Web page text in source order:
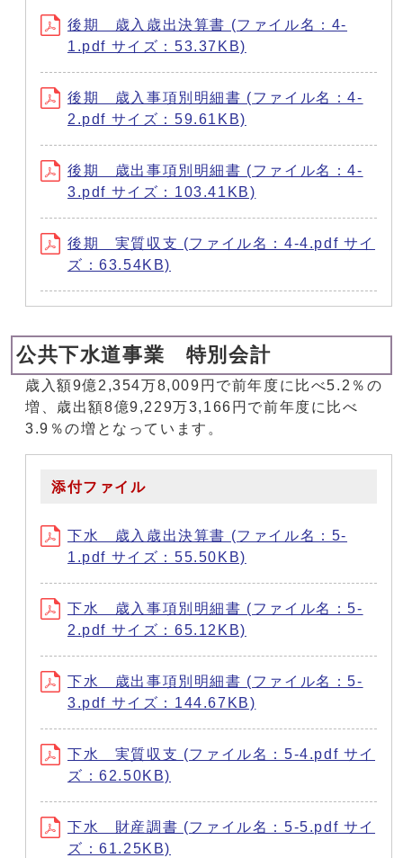
後期 歳入歳出決算書 (ファイル名：4-
1.pdf サイズ：53.37KB)
後期 歳入事項別明細書 (ファイル名：4-
2.pdf サイズ：59.61KB)
後期 歳出事項別明細書 (ファイル名：4-
3.pdf サイズ：103.41KB)
後期 実質収支 (ファイル名：4-4.pdf サイ
ズ：63.54KB)
公共下水道事業 特別会計
歳入額9億2,354万8,009円で前年度に比べ5.2％の
増、歳出額8億9,229万3,166円で前年度に比べ
3.9％の増となっています。
添付ファイル
下水 歳入歳出決算書 (ファイル名：5-
1.pdf サイズ：55.50KB)
下水 歳入事項別明細書 (ファイル名：5-
2.pdf サイズ：65.12KB)
下水 歳出事項別明細書 (ファイル名：5-
3.pdf サイズ：144.67KB)
下水 実質収支 (ファイル名：5-4.pdf サイ
ズ：62.50KB)
下水 財産調書 (ファイル名：5-5.pdf サイ
ズ：61.25KB)